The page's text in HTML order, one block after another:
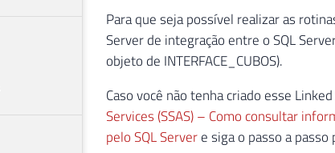
Para que seja possível realizar as
Server de integração entre o SQL
objeto de INTERFACE_CUBOS).
Caso você não tenha criado esse
Services (SSAS) – Como consultar
pelo SQL Servere siga o passo a passo